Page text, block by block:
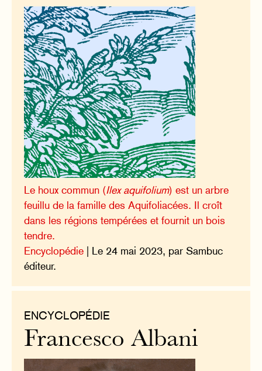
Le houx commun (Ilex aquifolium) est un arbre
feuillu de la famille des Aquifoliacées. Il croît
dans les régions tempérées et fournit un bois
tendre.
Encyclopédie | Le 24 mai 2023, par Sambuc
éditeur.
ENCYCLOPÉDIE
Francesco Albani